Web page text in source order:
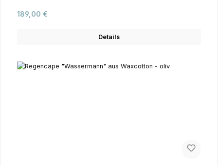
Regulärer Preis:
189,00 €
Details